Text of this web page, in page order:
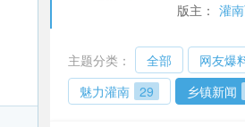
版主： 灌
主题分类： 全部 网友爆
魅力灌南 29 乡镇新闻